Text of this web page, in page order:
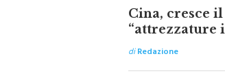
Cina, cresce
“attrezzature
diRedazione